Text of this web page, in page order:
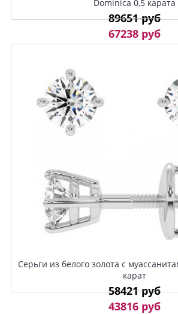
Dominica 0,5 карата
89651 руб
67238 руб
Серьги из белого золота с
карат
58421 руб
43816 руб